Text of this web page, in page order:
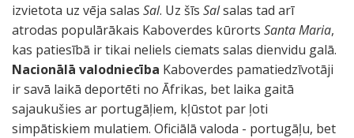
izvietota uz vēja salas Sal. Uz šīs Salsalas tad arī
atrodas populārākais Kaboverdes kūrorts Santa Maria,
kas patiesībā ir tikai neliels ciemats salas dienvidu galā.
Nacionālā valodniecība Kaboverdes pamatiedzīvotāji
ir savā laikā deportēti no Āfrikas, bet laika gaitā
sajaukušies ar portugāļiem, kļūstot par ļoti
simpātiskiem mulatiem. Oficiālā valoda - portugāļu, bet